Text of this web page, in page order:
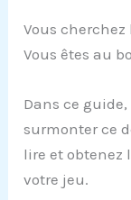
Vous cherchez
Vous êtes au
Dans ce
surmonter ce
lire et obtenez
votre jeu.